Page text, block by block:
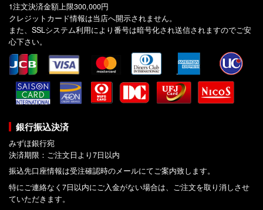
1注文決済金額上限300,000円
クレジットカード情報は当店へ開示されません。
また、SSLシステム利用により番号は暗号化され送信されますのでご安
心下さい。
銀行振込決済
みずほ銀行宛
決済期限：ご注文日より7日以内
振込先口座情報は受注確認時のメールにてご案内致します。
特にご連絡なく7日以内にご入金がない場合は、ご注文を取り消しさせ
ていただきます。